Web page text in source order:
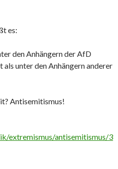
es:
den Anhängern der AfD
unter den Anhängern anderer
Antisemitismus!
extremismus/antisemitismus/3